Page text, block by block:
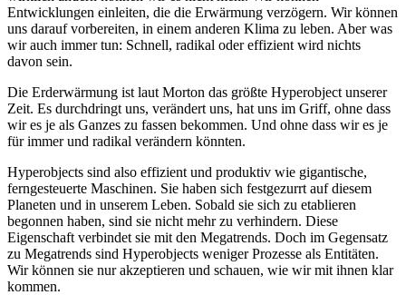
Entwicklungen einleiten, die die Erwärmung verzögern. Wir können
uns darauf vorbereiten, in einem anderen Klima zu leben. Aber was
wir auch immer tun: Schnell, radikal oder effizient wird nichts
davon sein.
Die Erderwärmung ist laut Morton das größte Hyperobject unserer
Zeit. Es durchdringt uns, verändert uns, hat uns im Griff, ohne dass
wir es je als Ganzes zu fassen bekommen. Und ohne dass wir es je
für immer und radikal verändern könnten.
Hyperobjects sind also effizient und produktiv wie gigantische,
ferngesteuerte Maschinen. Sie haben sich festgezurrt auf diesem
Planeten und in unserem Leben. Sobald sie sich zu etablieren
begonnen haben, sind sie nicht mehr zu verhindern. Diese
Eigenschaft verbindet sie mit den Megatrends. Doch im Gegensatz
zu Megatrends sind Hyperobjects weniger Prozesse als Entitäten.
Wir können sie nur akzeptieren und schauen, wie wir mit ihnen klar
kommen.